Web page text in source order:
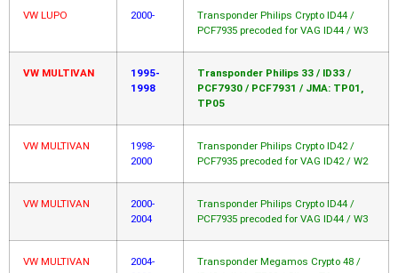
VW LUPO 2000-
Transponder Philips Crypto ID44 /
PCF7935 precoded for VAG ID44 / W3
VW MULTIVAN
1995-
1998
Transponder Philips 33 / ID33 /
PCF7930 / PCF7931 / JMA: TP01,
TP05
VW MULTIVAN
1998-
2000
Transponder Philips Crypto ID42 /
PCF7935 precoded for VAG ID42 / W2
VW MULTIVAN
2000-
2004
Transponder Philips Crypto ID44 /
PCF7935 precoded for VAG ID44 / W3
VW MULTIVAN
2004-
Transponder Megamos Crypto 48 /